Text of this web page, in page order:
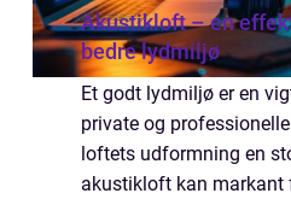
Akustikloft – en
bedre lydmiljø
Et godt lydmiljø er en
private og
loftets udformning en
akustikloft kan markant